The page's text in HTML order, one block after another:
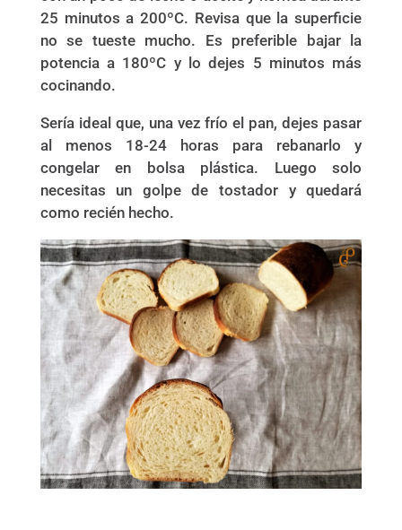
25 minutos a 200ºC. Revisa que la superficie
no se tueste mucho. Es preferible bajar la
potencia a 180ºC y lo dejes 5 minutos más
cocinando.
Sería ideal que, una vez frío el pan, dejes pasar
al menos 18-24 horas para rebanarlo y
congelar en bolsa plástica. Luego solo
necesitas un golpe de tostador y quedará
como recién hecho.